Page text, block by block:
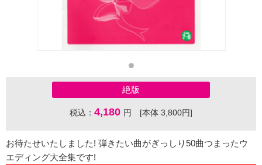
絶版
税込： 4,180 円 [本体 3,800円]
お待たせいたしました! 弾きたい曲がぎっしり50曲つまったウ
エディング大全集です!